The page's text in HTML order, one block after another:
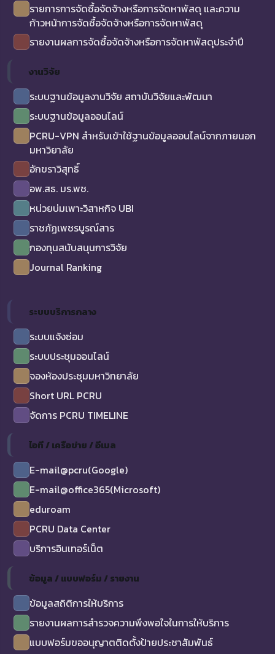
รายการการจัดซื้อจัดจ้างหรือการจัดหาพัสดุ และความ
ก้าวหน้าการจัดซื้อจัดจ้างหรือการจัดหาพัสดุ
รายงานผลการจัดซื้อจัดจ้างหรือการจัดหาพัสดุประจำปี
งานวิจัย
ระบบฐานข้อมูลงานวิจัย สถาบันวิจัยและพัฒนา
ระบบฐานข้อมูลออนไลน์
PCRU-VPN สำหรับเข้าใช้ฐานข้อมูลออนไลน์จากภายนอก
มหาวิยาลัย
อักขราวิสุทธิ์
อพ.สธ. มร.พช.
หน่วยบ่มเพาะวิสาหกิจ UBI
ราชภัฏเพชรบูรณ์สาร
กองทุนสนับสนุนการวิจัย
Journal Ranking
ระบบบริการกลาง
ระบบแจ้งซ่อม
ระบบประชุมออนไลน์
จองห้องประชุมมหาวิทยาลัย
Short URL PCRU
จัดการ PCRU TIMELINE
ไอที / เครือข่าย / อีเมล
E-mail@pcru(Google)
E-mail@office365(Microsoft)
eduroam
PCRU Data Center
บริการอินเทอร์เน็ต
ข้อมูล / แบบฟอร์ม / รายงาน
ข้อมูลสถิติการให้บริการ
รายงานผลการสำรวจความพึงพอใจในการให้บริการ
แบบฟอร์มขออนุญาตติดตั้งป้ายประชาสัมพันธ์